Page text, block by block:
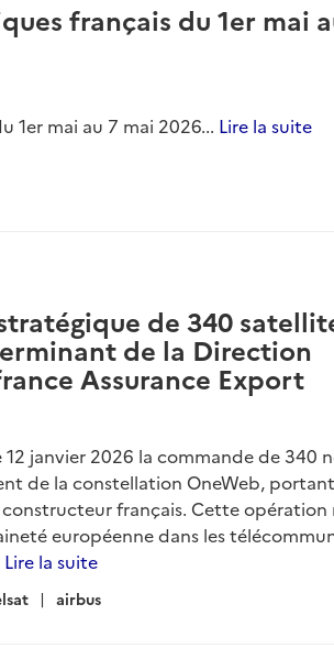
français du 1er mai
1er mai au 7 mai 2026... Lire la suite
de 340
de la Direction
Assurance Export
janvier 2026 la commande de 340
de la constellation OneWeb,
français. Cette opération
européenne dans les
Lire la suite
airbus